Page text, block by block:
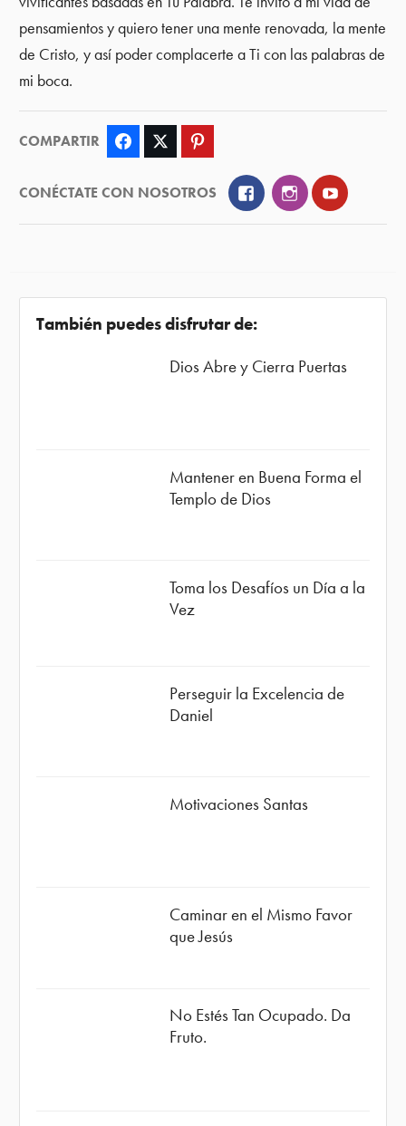
pensamientos y quiero tener una mente renovada, la mente
de Cristo, y así poder complacerte a Ti con las palabras de
mi boca.
COMPARTIR Facebook Twitter
CONÉCTATE CON NOSOTROS FacebookInstagramYouTube
También puedes disfrutar de:
Dios Abre y Cierra Puertas
Mantener en Buena Forma el
Templo de Dios
Toma los Desafíos un Día a la
Vez
Perseguir la Excelencia de
Daniel
Motivaciones Santas
Caminar en el Mismo Favor
que Jesús
No Estés Tan Ocupado. Da
Fruto.